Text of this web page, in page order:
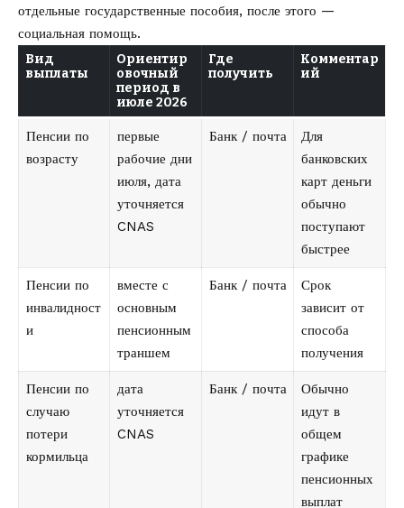
отдельные государственные пособия, после этого —
социальная помощь.
Вид
выплаты
Ориентир
овочный
период в
июле 2026
Где
получить
Комментар
ий
Пенсии по
возрасту
первые
рабочие дни
июля, дата
уточняется
CNAS
Банк / почта
Для
банковских
карт деньги
обычно
поступают
быстрее
Пенсии по
инвалидност
и
вместе с
основным
пенсионным
траншем
Банк / почта
Срок
зависит от
способа
получения
Пенсии по
случаю
потери
кормильца
дата
уточняется
CNAS
Банк / почта
Обычно
идут в
общем
графике
пенсионных
выплат